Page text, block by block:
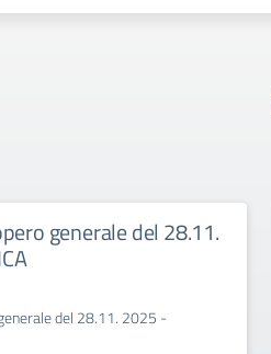
generale del 28.11.
del 28.11. 2025 -